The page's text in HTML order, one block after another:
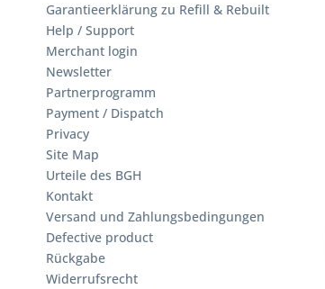
Garantieerklärung zu Refill & Rebuilt
Help / Support
Merchant login
Newsletter
Partnerprogramm
Payment / Dispatch
Privacy
Site Map
Urteile des BGH
Kontakt
Versand und Zahlungsbedingungen
Defective product
Rückgabe
Widerrufsrecht